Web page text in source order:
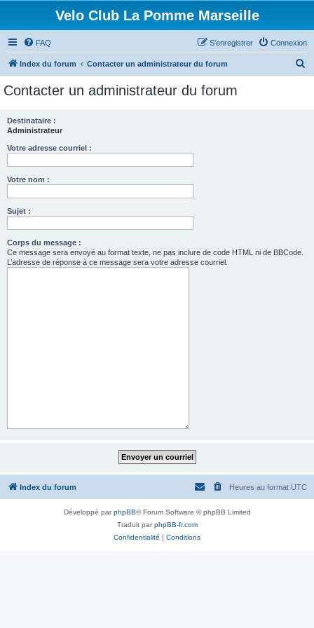
Velo Club La Pomme Marseille
FAQ Connexion
S’enregistrer
Index du forum Contacter un administrateur du forum
Contacter un administrateur du forum
Destinataire :
Administrateur
Votre adresse courriel :
Votre nom :
Sujet :
Corps du message :
Ce message sera envoyé au format texte, ne pas inclure de code HTML ni de BBCode.
L’adresse de réponse à ce message sera votre adresse courriel.
Index du forum Heures au format UTC
Développé parphpBB® Forum Software © phpBB Limited
Traduit parphpBB-fr.com
Confidentialité | Conditions